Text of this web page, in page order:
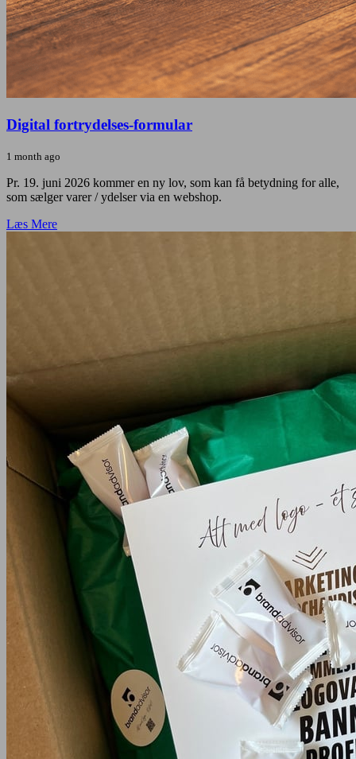
Digital fortrydelses-formular
1 month ago
Pr. 19. juni 2026 kommer en ny lov, som kan få betydning for alle,
som sælger varer / ydelser via en webshop.
Læs Mere